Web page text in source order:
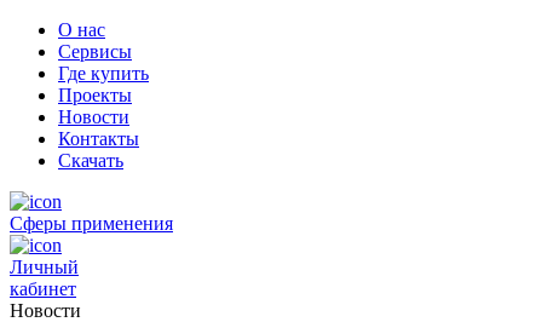
О нас
Сервисы
Где купить
Проекты
Новости
Контакты
Скачать
Сферы применения
Личный
кабинет
Новости